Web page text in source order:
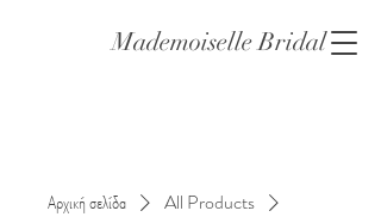
Mademoiselle Bridal
Αρχική σελίδα
All Products